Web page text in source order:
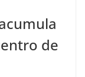
de